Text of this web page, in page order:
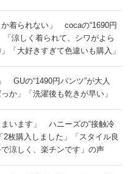
か着られない」 cocaの“1690円
涼しく着られて、シワがよら
「大好きすぎて色違いも購入」
GUの“1490円パンツ”が大人
か」「洗濯後も乾きが早い」
まいます」 ハニーズの“接触冷
2枚購入しました」「スタイル良
涼しく、楽チンです」の声